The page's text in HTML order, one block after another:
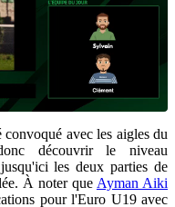
avec les aigles du
découvrir le niveau
les deux parties de
À noter que Ayman Aiki
pour l'Euro U19 avec